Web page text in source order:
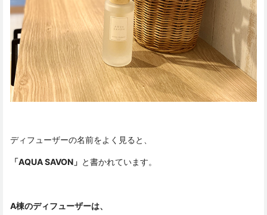
ディフューザーの名前をよく見ると、
「AQUA SAVON」 と書かれています。
A棟のディフューザーは、